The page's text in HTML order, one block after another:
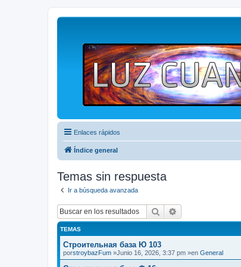
Enlaces rápidos
Índice general
Temas sin respuesta
Ir a búsqueda avanzada
Buscar
TEMAS
Строительная база Ю 103
porstroybazFum »Junio 16, 2026, 3:37 pm »en General